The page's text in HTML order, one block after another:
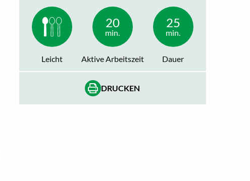
Leicht
20
min.
Aktive Arbeitszeit
25
min.
Dauer
DRUCKEN